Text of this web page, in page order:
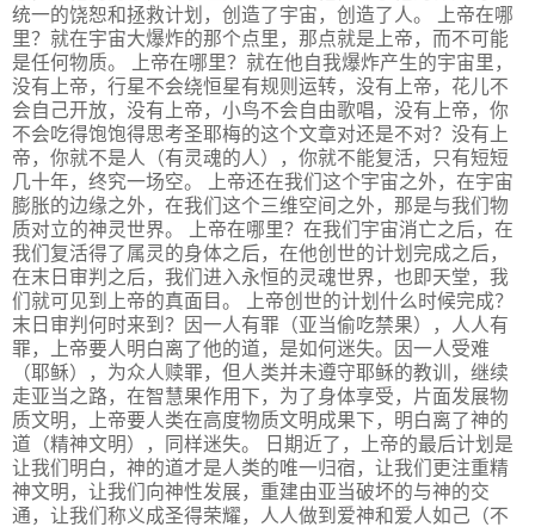
统一的饶恕和拯救计划，创造了宇宙，创造了人。 上帝在哪
里？就在宇宙大爆炸的那个点里，那点就是上帝，而不可能
是任何物质。 上帝在哪里？就在他自我爆炸产生的宇宙里，
没有上帝，行星不会绕恒星有规则运转，没有上帝，花儿不
会自己开放，没有上帝，小鸟不会自由歌唱，没有上帝，你
不会吃得饱饱得思考圣耶梅的这个文章对还是不对？没有上
帝，你就不是人（有灵魂的人），你就不能复活，只有短短
几十年，终究一场空。 上帝还在我们这个宇宙之外，在宇宙
膨胀的边缘之外，在我们这个三维空间之外，那是与我们物
质对立的神灵世界。 上帝在哪里？在我们宇宙消亡之后，在
我们复活得了属灵的身体之后，在他创世的计划完成之后，
在末日审判之后，我们进入永恒的灵魂世界，也即天堂，我
们就可见到上帝的真面目。 上帝创世的计划什么时候完成？
末日审判何时来到？因一人有罪（亚当偷吃禁果），人人有
罪，上帝要人明白离了他的道，是如何迷失。因一人受难
（耶稣），为众人赎罪，但人类并未遵守耶稣的教训，继续
走亚当之路，在智慧果作用下，为了身体享受，片面发展物
质文明，上帝要人类在高度物质文明成果下，明白离了神的
道（精神文明），同样迷失。 日期近了，上帝的最后计划是
让我们明白，神的道才是人类的唯一归宿，让我们更注重精
神文明，让我们向神性发展，重建由亚当破坏的与神的交
通，让我们称义成圣得荣耀，人人做到爱神和爱人如己（不